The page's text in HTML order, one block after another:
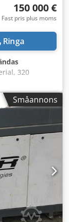
150 000 €
Fast pris plus moms
Ringa
320
och kan
Småannons